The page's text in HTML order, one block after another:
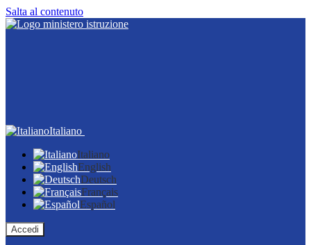
Salta al contenuto
Italiano
Italiano
English
Deutsch
Français
Español
Accedi